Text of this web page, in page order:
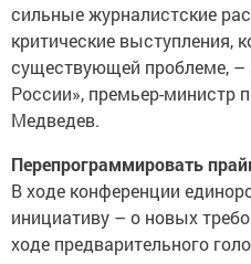
сильные журналистские
критические выступления,
существующей проблеме, –
России», премьер-министр
Медведев.
Перепрограммировать
В ходе конференции
инициативу – о новых
ходе предварительного